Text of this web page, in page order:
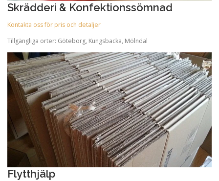
Skrädderi & Konfektionssömnad
Kontakta oss för pris och detaljer
Tillgängliga orter: Göteborg, Kungsbacka, Mölndal
Flytthjälp